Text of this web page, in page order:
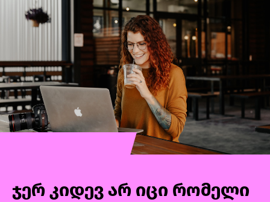
კურსის განმავლობაში მთავარი აქცენტი
გაკეთდება Angular-ის მთავარი
კონცეფციების ღრმად შესწავლაზე. დიდი
დრო დაეთმობა TypeScript-ის და RxJS-ის
სიღრმისეულ გარჩევას და ჩვენებას თუ
რატომ არის ღირებული ტიპიზაცია (TS) და
რეაქტიული პარადიგმა (RxJS)
ჯერ კიდევ არ იცი რომელი